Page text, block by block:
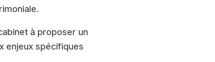
à proposer un
enjeux spécifiques